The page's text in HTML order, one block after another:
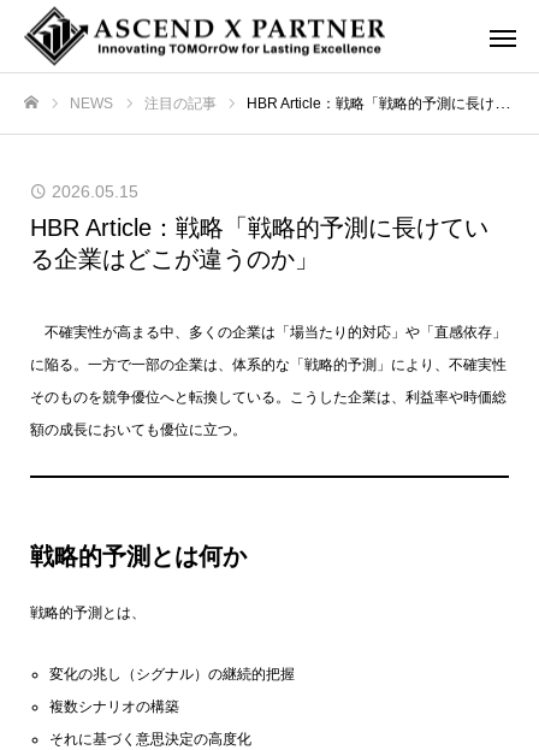
NEWS 注目の記事 HBR Article：戦略「戦略的予測に長けている企業はどこが違うのか」
2026.05.15
HBR Article：戦略「戦略的予測に長けてい
る企業はどこが違うのか」
不確実性が高まる中、多くの企業は「場当たり的対応」や「直感依存」
に陥る。一方で一部の企業は、体系的な「戦略的予測」により、不確実性
そのものを競争優位へと転換している。こうした企業は、利益率や時価総
額の成長においても優位に立つ。
戦略的予測とは何か
戦略的予測とは、
変化の兆し（シグナル）の継続的把握
複数シナリオの構築
それに基づく意思決定の高度化